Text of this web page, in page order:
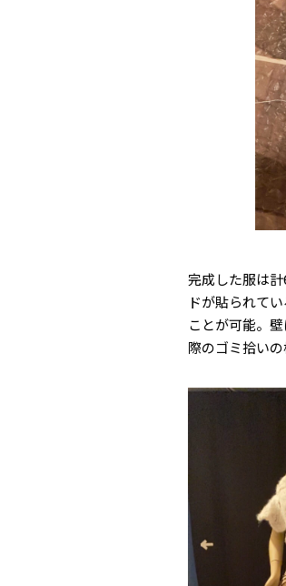
完成した服は
ドが貼られて
ことが可能。
際のゴミ拾い